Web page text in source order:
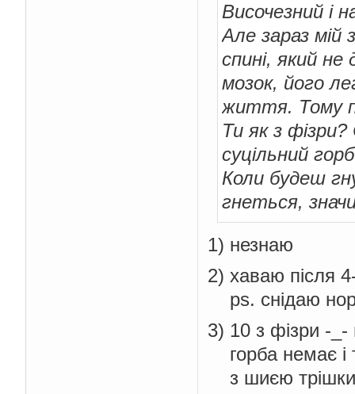
Височезний і
Але зараз мій
спині, який
мозок, його
життя. Тому
Ти як з
суцільний
Коли будеш
гнеться,
1) незнаю
2) хаваю після
ps. снідаю
3) 10 з фізри -
горба немає і
з шиєю трішки